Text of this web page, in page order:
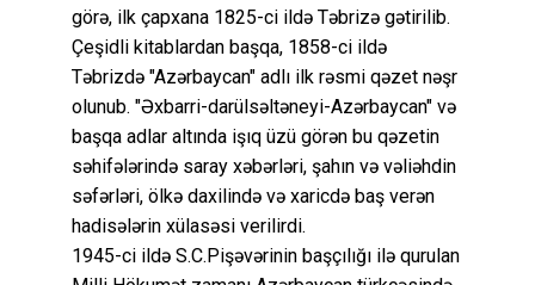
görə, ilk çapxana 1825-ci ildə Təbrizə gətirilib.
Çeşidli kitablardan başqa, 1858-ci ildə
Təbrizdə "Azərbaycan" adlı ilk rəsmi qəzet nəşr
olunub. "Əxbarri-darülsəltəneyi-Azərbaycan" və
başqa adlar altında işıq üzü görən bu qəzetin
səhifələrində saray xəbərləri, şahın və vəliəhdin
səfərləri, ölkə daxilində və xaricdə baş verən
hadisələrin xülasəsi verilirdi.
1945-ci ildə S.C.Pişəvərinin başçılığı ilə qurulan